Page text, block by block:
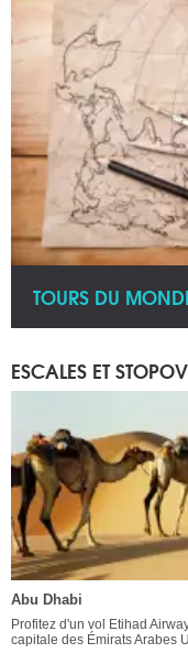
TOURS DU
ESCALES ET
Abu Dhabi
Profitez d'un vol Etihad
capitale des Émirats Arabes